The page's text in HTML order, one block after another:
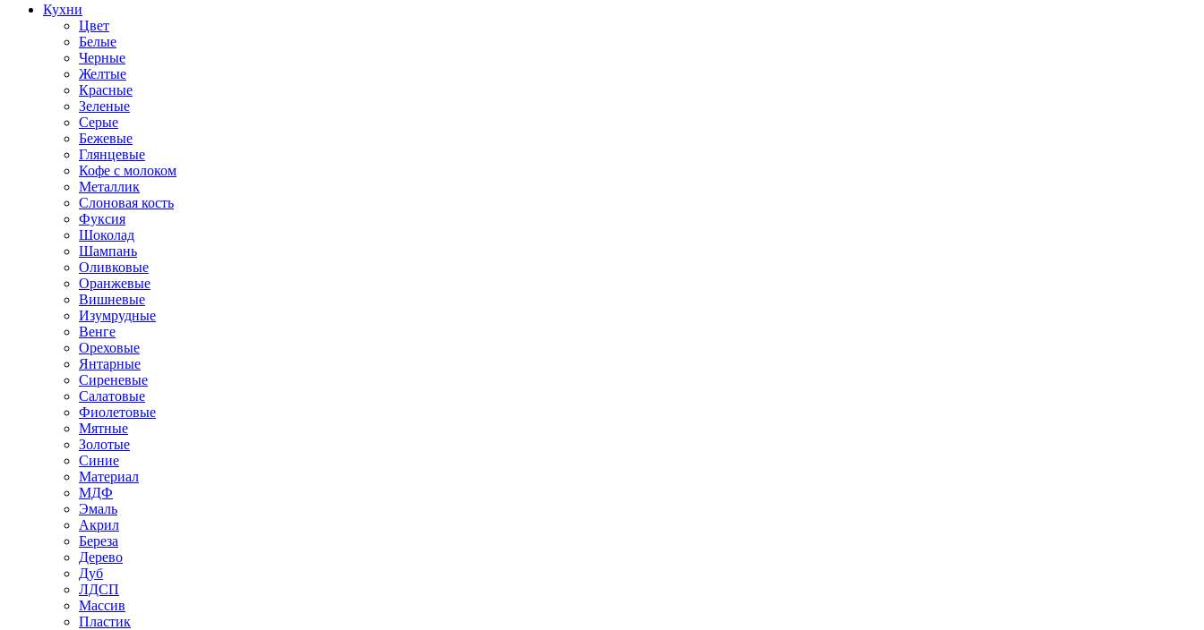
Кухни
Цвет
Белые
Черные
Желтые
Красные
Зеленые
Серые
Бежевые
Глянцевые
Кофе с молоком
Металлик
Слоновая кость
Фуксия
Шоколад
Шампань
Оливковые
Оранжевые
Вишневые
Изумрудные
Венге
Ореховые
Янтарные
Сиреневые
Салатовые
Фиолетовые
Мятные
Золотые
Синие
Материал
МДФ
Эмаль
Акрил
Береза
Дерево
Дуб
ЛДСП
Массив
Пластик